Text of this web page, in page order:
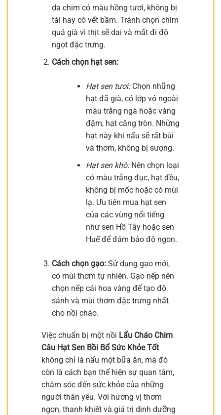
da chim có màu hồng tươi, không bị
tái hay có vết bầm. Tránh chọn chim
quá già vì thịt sẽ dai và mất đi độ
ngọt đặc trưng.
Cách chọn hạt sen:
Hạt sen tươi:Chọn những
hạt đã già, có lớp vỏ ngoài
màu trắng ngà hoặc vàng
đậm, hạt căng tròn. Những
hạt này khi nấu sẽ rất bùi
và thơm, không bị sượng.
Hạt sen khô:Nên chọn loại
có màu trắng đục, hạt đều,
không bị mốc hoặc có mùi
lạ. Ưu tiên mua hạt sen
của các vùng nổi tiếng
như sen Hồ Tây hoặc sen
Huế để đảm bảo độ ngon.
Cách chọn gạo:Sử dụng gạo mới,
có mùi thơm tự nhiên. Gạo nếp nên
chọn nếp cái hoa vàng để tạo độ
sánh và mùi thơm đặc trưng nhất
cho nồi cháo.
Việc chuẩn bị một nồi Lẩu Cháo Chim
Câu Hạt Sen Bồi Bổ Sức Khỏe Tốt
không chỉ là nấu một bữa ăn, mà đó
còn là cách bạn thể hiện sự quan tâm,
chăm sóc đến sức khỏe của những
người thân yêu. Với hương vị thơm
ngon, thanh khiết và giá trị dinh dưỡng